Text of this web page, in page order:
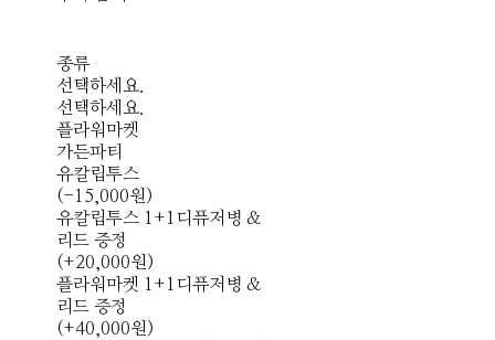
종류
선택하세요.
선택하세요.
플라워마켓
가든파티
유칼립투스
(-15,000원)
유칼립투스 1+1디퓨저병 &
리드 증정
(+20,000원)
플라워마켓 1+1디퓨저병 &
리드 증정
(+40,000원)